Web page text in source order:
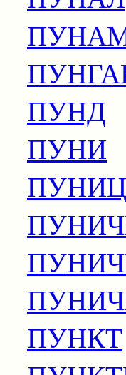
ПУНД
ПУНИ
ПУНКТ